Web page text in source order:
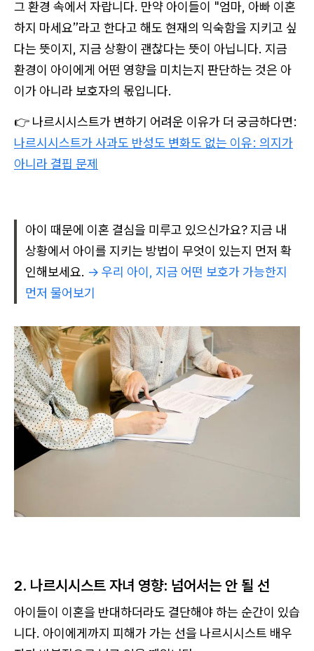
그 환경 속에서 자랍니다. 만약 아이들이 "엄마, 아빠 이혼
하지 마세요”라고 한다고 해도 현재의 익숙함을 지키고 싶
다는 뜻이지, 지금 상황이 괜찮다는 뜻이 아닙니다. 지금
환경이 아이에게 어떤 영향을 미치는지 판단하는 것은 아
이가 아니라 보호자의 몫입니다.
👉 나르시시스트가 변하기 어려운 이유가 더 궁금하다면:
나르시시스트가 사과도 반성도 변화도 없는 이유: 의지가
아니라 결핍 문제
아이 때문에 이혼 결심을 미루고 있으신가요? 지금 내
상황에서 아이를 지키는 방법이 무엇이 있는지 먼저 확
인해보세요. → 우리 아이, 지금 어떤 보호가 가능한지
먼저 물어보기
2. 나르시시스트 자녀 영향: 넘어서는 안 될 선
아이들이 이혼을 반대하더라도 결단해야 하는 순간이 있습
니다. 아이에게까지 피해가 가는 선을 나르시시스트 배우